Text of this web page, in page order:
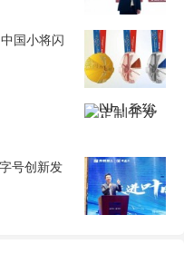
国小将闪
号创新发